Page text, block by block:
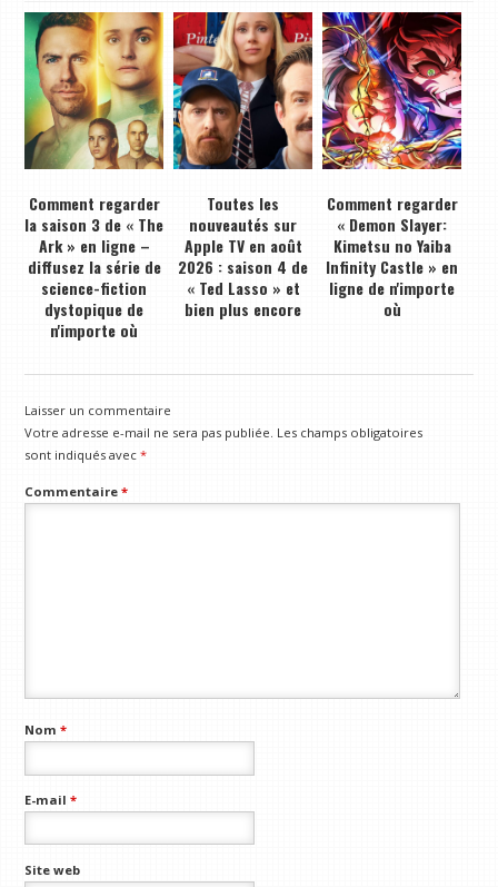
Comment regarder
la saison 3 de « The
Ark » en ligne –
diffusez la série de
science-fiction
dystopique de
n'importe où
Toutes les
nouveautés sur
Apple TV en août
2026 : saison 4 de
« Ted Lasso » et
bien plus encore
Comment regarder
« Demon Slayer:
Kimetsu no Yaiba
Infinity Castle » en
ligne de n'importe
où
Laisser un commentaire
Votre adresse e-mail ne sera pas publiée. Les champs obligatoires
sont indiqués avec*
Commentaire*
Nom*
E-mail*
Site web